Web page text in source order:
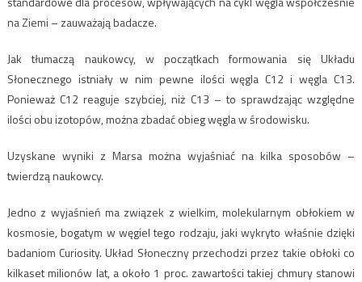
na Ziemi – zauważają badacze.
Jak tłumaczą naukowcy, w początkach formowania się Układu
Słonecznego istniały w nim pewne ilości węgla C12 i węgla C13.
Ponieważ C12 reaguje szybciej, niż C13 – to sprawdzając względne
ilości obu izotopów, można zbadać obieg węgla w środowisku.
Uzyskane wyniki z Marsa można wyjaśniać na kilka sposobów –
twierdzą naukowcy.
Jedno z wyjaśnień ma związek z wielkim, molekularnym obłokiem w
kosmosie, bogatym w węgiel tego rodzaju, jaki wykryto właśnie dzięki
badaniom Curiosity. Układ Słoneczny przechodzi przez takie obłoki co
kilkaset milionów lat, a około 1 proc. zawartości takiej chmury stanowi